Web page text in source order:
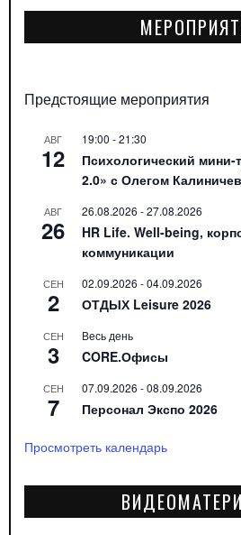
Предстоящие мероприятия
АВГ
12
19:00 -21:30
Психологический мини-
2.0» с Олегом
АВГ
26
26.08.2026 -27.08.2026
HR Life. Well-being,
коммуникации
СЕН
2
02.09.2026 -04.09.2026
ОТДЫХ Leisure 2026
СЕН
3
Весь день
CORE.Офисы
СЕН
7
07.09.2026 -08.09.2026
Персонал Экспо 2026
Просмотреть календарь